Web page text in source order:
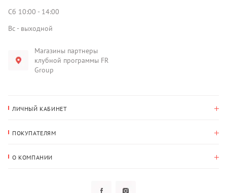
Сб 10:00 - 14:00
Вс - выходной
Магазины партнеры
клубной программы FR
Group
ЛИЧНЫЙ КАБИНЕТ
Адрес для доставки
ПОКУПАТЕЛЯМ
О КОМПАНИИ
Политика конфиденциальности